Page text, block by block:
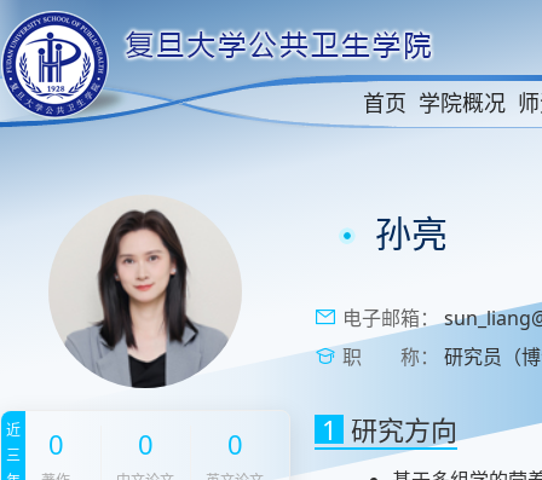
首页 学院概况
近
三
0 0 0
孙亮
电子邮箱：
职 称：
研究员（
1 研究方向